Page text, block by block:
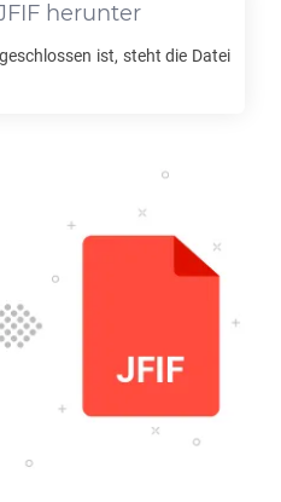
herunter
ist, steht die Datei